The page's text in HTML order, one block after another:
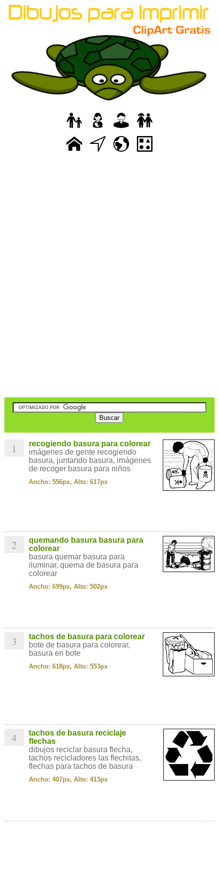
1
recogiendo basura para colorear
imágenes de gente recogiendo
basura, juntando basura, imágenes
de recoger basura para niños
Ancho: 556px, Alto: 617px
2
quemando basura basura para
colorear
basura quemar basura para
iluminar, quema de basura para
colorear
Ancho: 699px, Alto: 502px
3
tachos de basura para colorear
bote de basura para colorear,
basura en bote
Ancho: 618px, Alto: 553px
4
tachos de basura reciclaje
flechas
dibujos reciclar basura flecha,
tachos recicladores las flechitas,
flechas para tachos de basura
Ancho: 407px, Alto: 413px